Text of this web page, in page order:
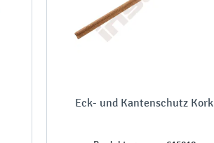
Eck- und Kantenschutz Kork